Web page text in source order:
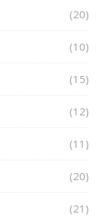
(20)
(10)
(15)
(12)
(11)
(20)
(21)